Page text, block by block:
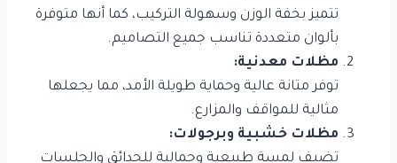
تتميز بخفة الوزن وسهولة التركيب، كما أنها متوفرة
بألوان متعددة تناسب جميع التصاميم.
مظلات معدنية:
توفر متانة عالية وحماية طويلة الأمد، مما يجعلها
مثالية للمواقف والمزارع.
مظلات خشبية وبرجولات:
تضيف لمسة طبيعية وجمالية للحدائق والجلسات